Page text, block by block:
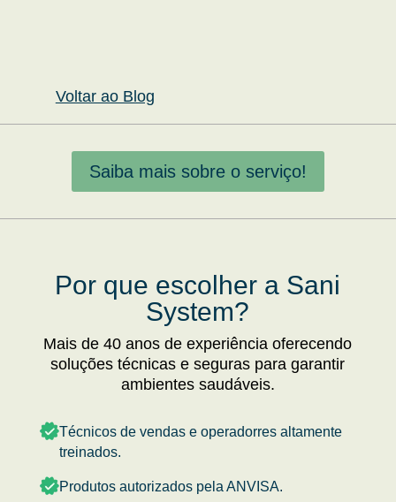
Voltar ao Blog
Saiba mais sobre o serviço!
Por que escolher a Sani
System?
Mais de 40 anos de experiência oferecendo
soluções técnicas e seguras para garantir
ambientes saudáveis.
Técnicos de vendas e operadorres altamente
treinados.
Produtos autorizados pela ANVISA.